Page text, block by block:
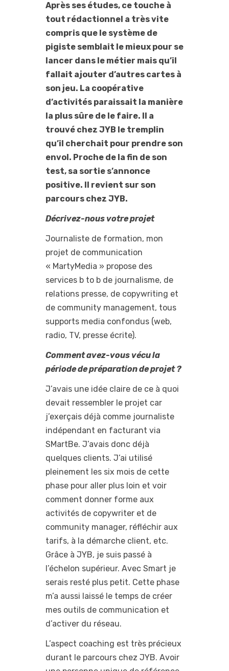
Après ses études, ce touche à
tout rédactionnel a très vite
compris que le système de
pigiste semblait le mieux pour se
lancer dans le métier mais qu’il
fallait ajouter d’autres cartes à
son jeu. La coopérative
d’activités paraissait la manière
la plus sûre de le faire. Il a
trouvé chez JYB le tremplin
qu’il cherchait pour prendre son
envol. Proche de la fin de son
test, sa sortie s’annonce
positive. Il revient sur son
parcours chez JYB.
Décrivez-nous votre projet
Journaliste de formation, mon
projet de communication
« MartyMedia » propose des
services b to b de journalisme, de
relations presse, de copywriting et
de community management, tous
supports media confondus (web,
radio, TV, presse écrite).
Comment avez-vous vécu la
période de préparation de projet ?
J’avais une idée claire de ce à quoi
devait ressembler le projet car
j’exerçais déjà comme journaliste
indépendant en facturant via
SMartBe. J’avais donc déjà
quelques clients. J’ai utilisé
pleinement les six mois de cette
phase pour aller plus loin et voir
comment donner forme aux
activités de copywriter et de
community manager, réfléchir aux
tarifs, à la démarche client, etc.
Grâce à JYB, je suis passé à
l’échelon supérieur. Avec Smart je
serais resté plus petit. Cette phase
m’a aussi laissé le temps de créer
mes outils de communication et
d’activer du réseau.
L’aspect coaching est très précieux
durant le parcours chez JYB. Avoir